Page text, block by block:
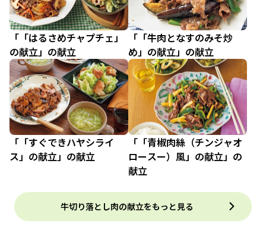
「「はるさめチャプチェ」
の献立」の献立
「「牛肉となすのみそ炒
め」の献立」の献立
「「すぐできハヤシライ
ス」の献立」の献立
「「青椒肉絲（チンジャオ
ロースー）風」の献立」の
献立
牛切り落とし肉の献立をもっと見る